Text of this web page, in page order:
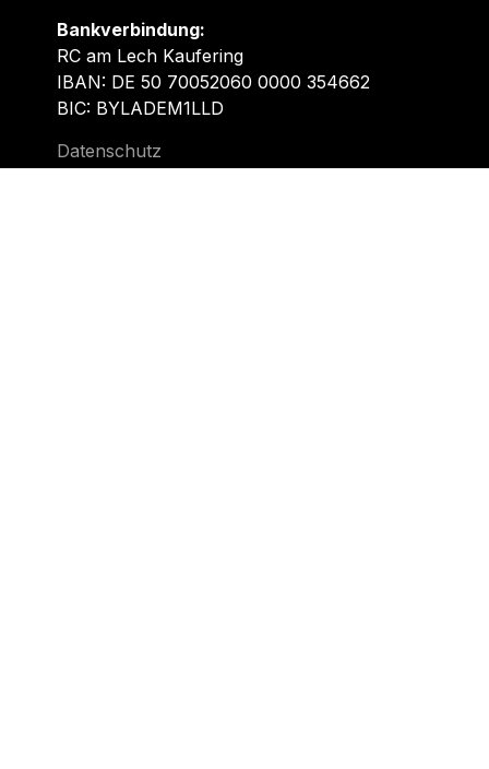
Bankverbindung:
RC am Lech Kaufering
IBAN: DE 50 70052060 0000 354662
BIC: BYLADEM1LLD
Datenschutz